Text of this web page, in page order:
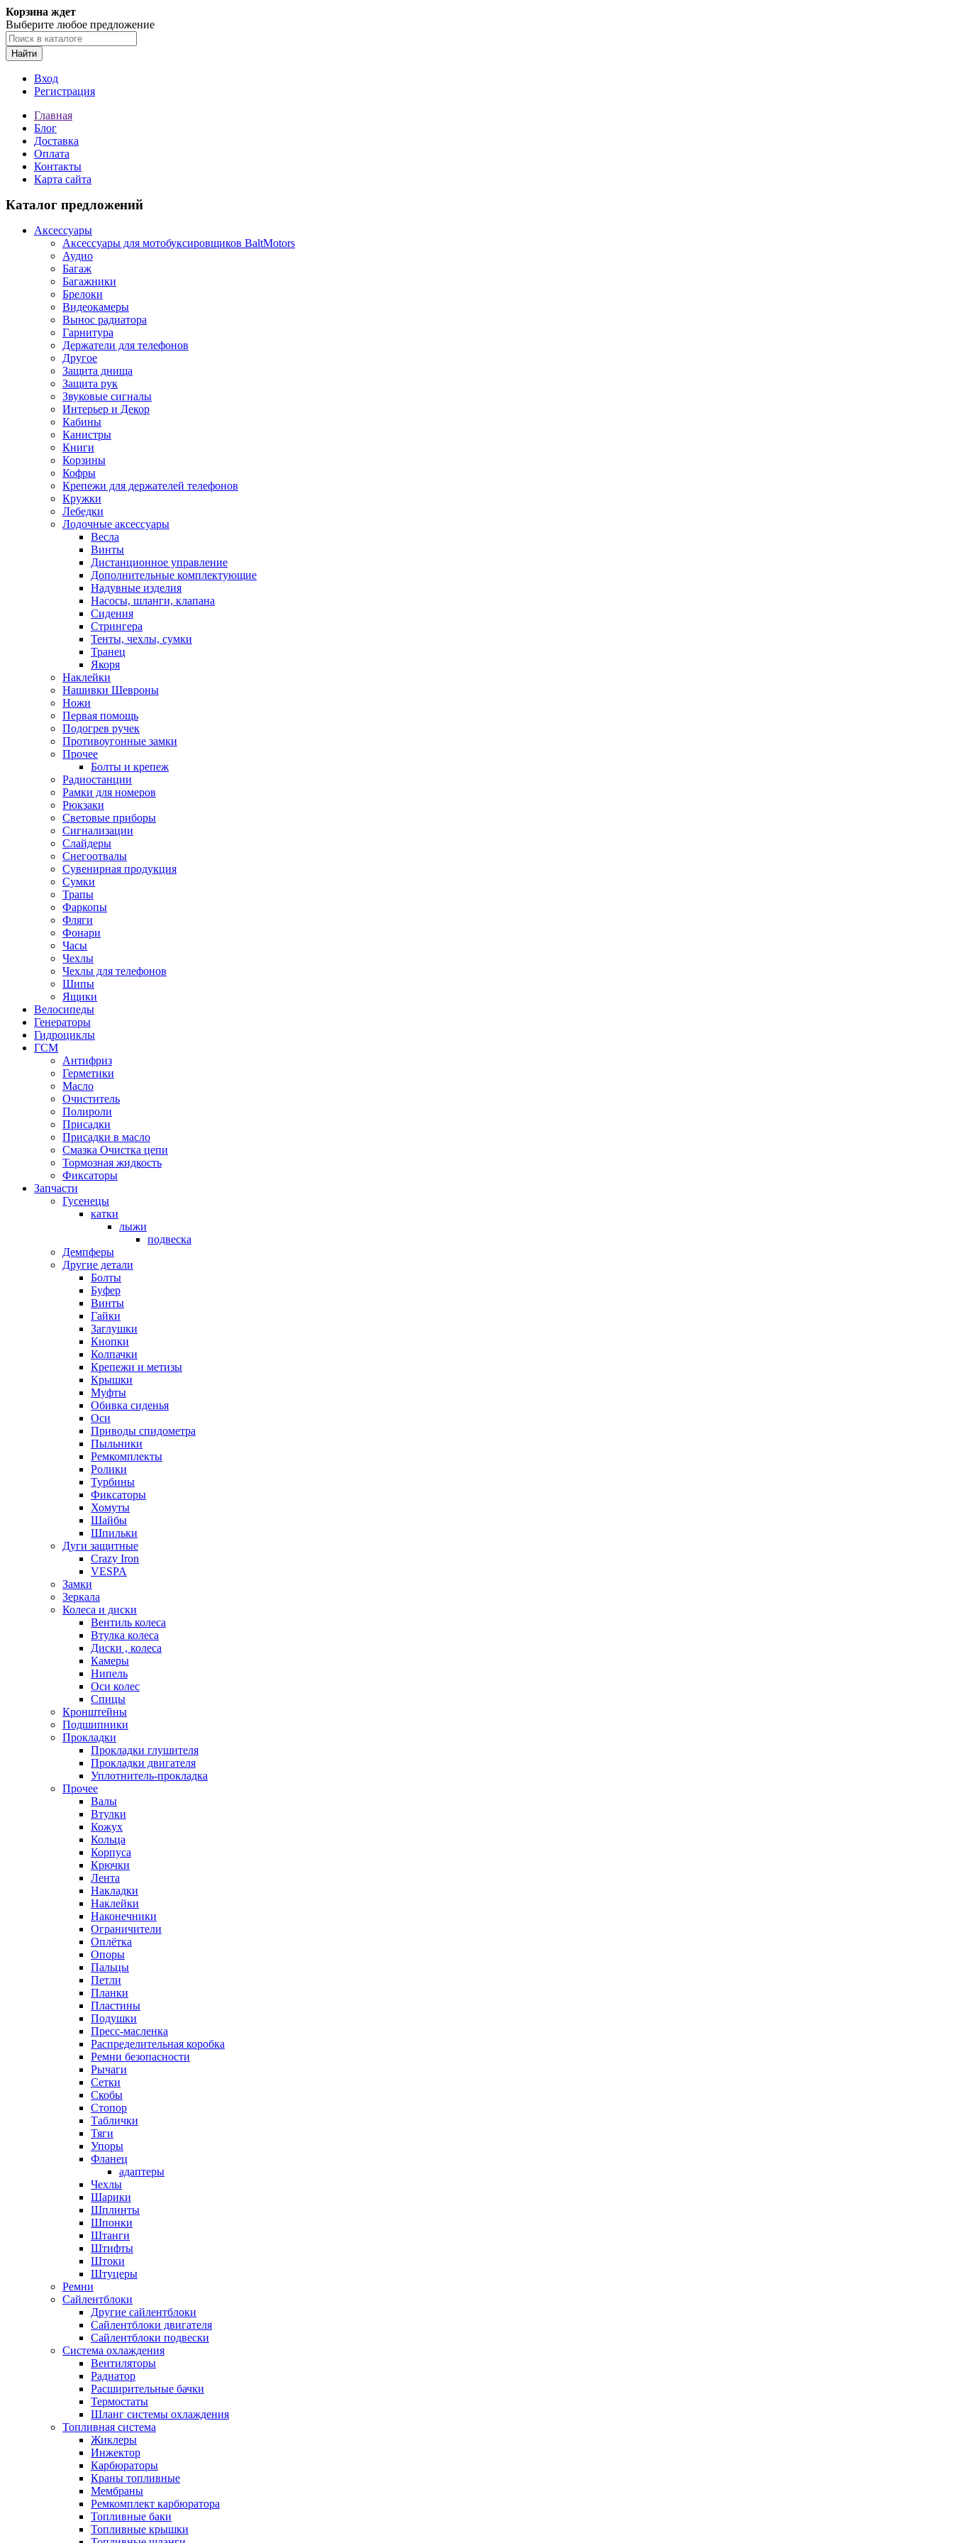
Корзина ждет
Выберите любое предложение
Найти
Вход
Регистрация
Главная
Блог
Доставка
Оплата
Контакты
Карта сайта
Каталог предложений
Аксессуары
Аксессуары для мотобуксировщиков BaltMotors
Аудио
Багаж
Багажники
Брелоки
Видеокамеры
Вынос радиатора
Гарнитура
Держатели для телефонов
Другое
Защита днища
Защита рук
Звуковые сигналы
Интерьер и Декор
Кабины
Канистры
Книги
Корзины
Кофры
Крепежи для держателей телефонов
Кружки
Лебедки
Лодочные аксессуары
Весла
Винты
Дистанционное управление
Дополнительные комплектующие
Надувные изделия
Насосы, шланги, клапана
Сидения
Стрингера
Тенты, чехлы, сумки
Транец
Якоря
Наклейки
Нашивки Шевроны
Ножи
Первая помощь
Подогрев ручек
Противоугонные замки
Прочее
Болты и крепеж
Радиостанции
Рамки для номеров
Рюкзаки
Световые приборы
Сигнализации
Слайдеры
Снегоотвалы
Сувенирная продукция
Сумки
Трапы
Фаркопы
Фляги
Фонари
Часы
Чехлы
Чехлы для телефонов
Шипы
Ящики
Велосипеды
Генераторы
Гидроциклы
ГСМ
Антифриз
Герметики
Масло
Очиститель
Полироли
Присадки
Присадки в масло
Смазка Очистка цепи
Тормозная жидкость
Фиксаторы
Запчасти
Гусенецы
катки
лыжи
подвеска
Демпферы
Другие детали
Болты
Буфер
Винты
Гайки
Заглушки
Кнопки
Колпачки
Крепежи и метизы
Крышки
Муфты
Обивка сиденья
Оси
Приводы спидометра
Пыльники
Ремкомплекты
Ролики
Турбины
Фиксаторы
Хомуты
Шайбы
Шпильки
Дуги защитные
Crazy Iron
VESPA
Замки
Зеркала
Колеса и диски
Вентиль колеса
Втулка колеса
Диски , колеса
Камеры
Нипель
Оси колес
Спицы
Кронштейны
Подшипники
Прокладки
Прокладки глушителя
Прокладки двигателя
Уплотнитель-прокладка
Прочее
Валы
Втулки
Кожух
Кольца
Корпуса
Крючки
Лента
Накладки
Наклейки
Наконечники
Ограничители
Оплётка
Опоры
Пальцы
Петли
Планки
Пластины
Подушки
Пресс-масленка
Распределительная коробка
Ремни безопасности
Рычаги
Сетки
Скобы
Стопор
Таблички
Тяги
Упоры
Фланец
адаптеры
Чехлы
Шарики
Шплинты
Шпонки
Штанги
Штифты
Штоки
Штуцеры
Ремни
Сайлентблоки
Другие сайлентблоки
Сайлентблоки двигателя
Сайлентблоки подвески
Система охлаждения
Вентиляторы
Радиатор
Расширительные бачки
Термостаты
Шланг системы охлаждения
Топливная система
Жиклеры
Инжектор
Карбюраторы
Краны топливные
Мембраны
Ремкомплект карбюратора
Топливные баки
Топливные крышки